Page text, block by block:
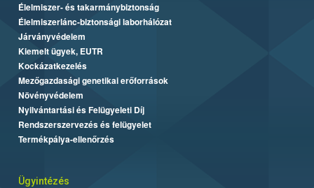
Élelmiszer- és takarmánybiztonság
Élelmiszerlánc-biztonsági laborhálózat
Járványvédelem
Kiemelt ügyek, EUTR
Kockázatkezelés
Mezőgazdasági genetikai erőforrások
Növényvédelem
Nyilvántartási és Felügyeleti Díj
Rendszerszervezés és felügyelet
Termékpálya-ellenőrzés
Ügyintézés